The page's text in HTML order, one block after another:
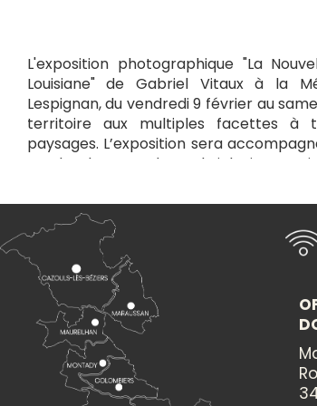
L'exposition photographique "La
Louisiane" de Gabriel Vitaux à la
Lespignan, du vendredi 9 février au
territoire aux multiples facettes à
paysages. L’exposition sera
par le photographe Gabriel Vitaux,
à 18h30.
Public : Tout public.
Itinéraire vers
EXPOSITION "LA NOUVELLE-
DE LA
−